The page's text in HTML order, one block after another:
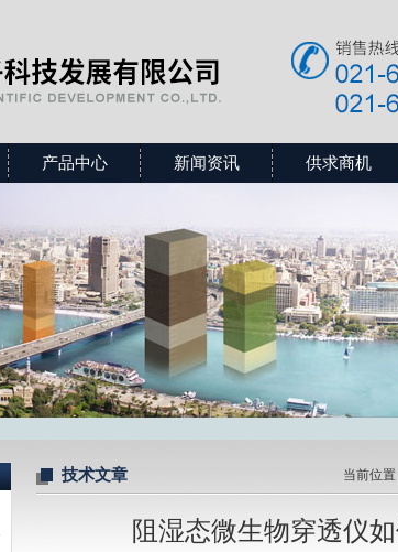
产品中心 新闻资讯 供求商机
技术文章 当前位置
阻湿态微生物穿透仪